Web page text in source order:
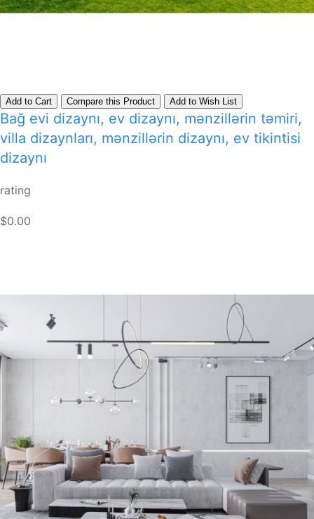
Add to Cart Compare this Product Add to Wish List
Bağ evi dizaynı, ev dizaynı, mənzillərin təmiri,
villa dizaynları, mənzillərin dizaynı, ev tikintisi
dizaynı
rating
$0.00